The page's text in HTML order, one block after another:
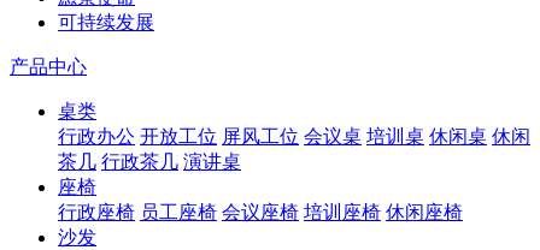
可持续发展
产品中心
桌类
行政办公 开放工位 屏风工位 会议桌 培训桌 休闲桌 休闲
茶几 行政茶几 演讲桌
座椅
行政座椅 员工座椅 会议座椅 培训座椅 休闲座椅
沙发